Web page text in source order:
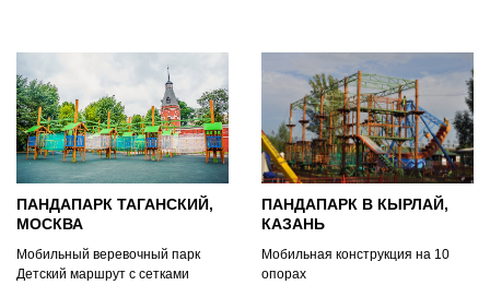
ПАНДАПАРК ТАГАНСКИЙ,
МОСКВА
Мобильный веревочный парк
Детский маршрут с сетками
ПАНДАПАРК В КЫРЛАЙ,
КАЗАНЬ
Мобильная конструкция на 10
опорах